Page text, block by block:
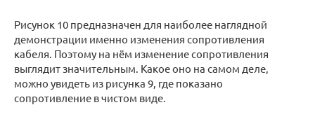
Рисунок 10 предназначен для наиболее наглядной
демонстрации именно изменения сопротивления
кабеля. Поэтому на нём изменение сопротивления
выглядит значительным. Какое оно на самом деле,
можно увидеть из рисунка 9, где показано
сопротивление в чистом виде.